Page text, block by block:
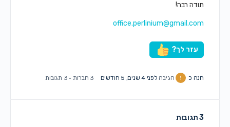
תודה רבה!
office.perlinium@gmail.com
עזר לך?
חנה כ הגיבהלפני 4 שנים, 5 חודשים 3 חברות · 3 תגובות
3 תגובות